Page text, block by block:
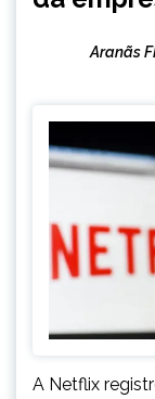
Aranãs
A Netflix